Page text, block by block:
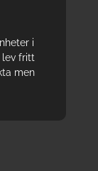
i
lev fritt
men